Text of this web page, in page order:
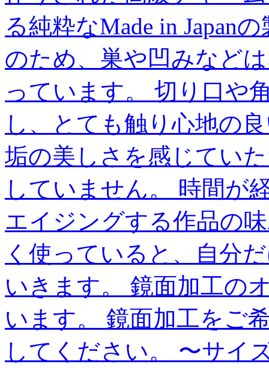
る純粋なMade in Japan
のため、巣や凹みなど
っています。 切り口や
し、とても触り心地の
垢の美しさを感じてい
していません。 時間が
エイジングする作品の
く使っていると、自分
いきます。 鏡面加工の
います。 鏡面加工をご
してください。 〜サイ